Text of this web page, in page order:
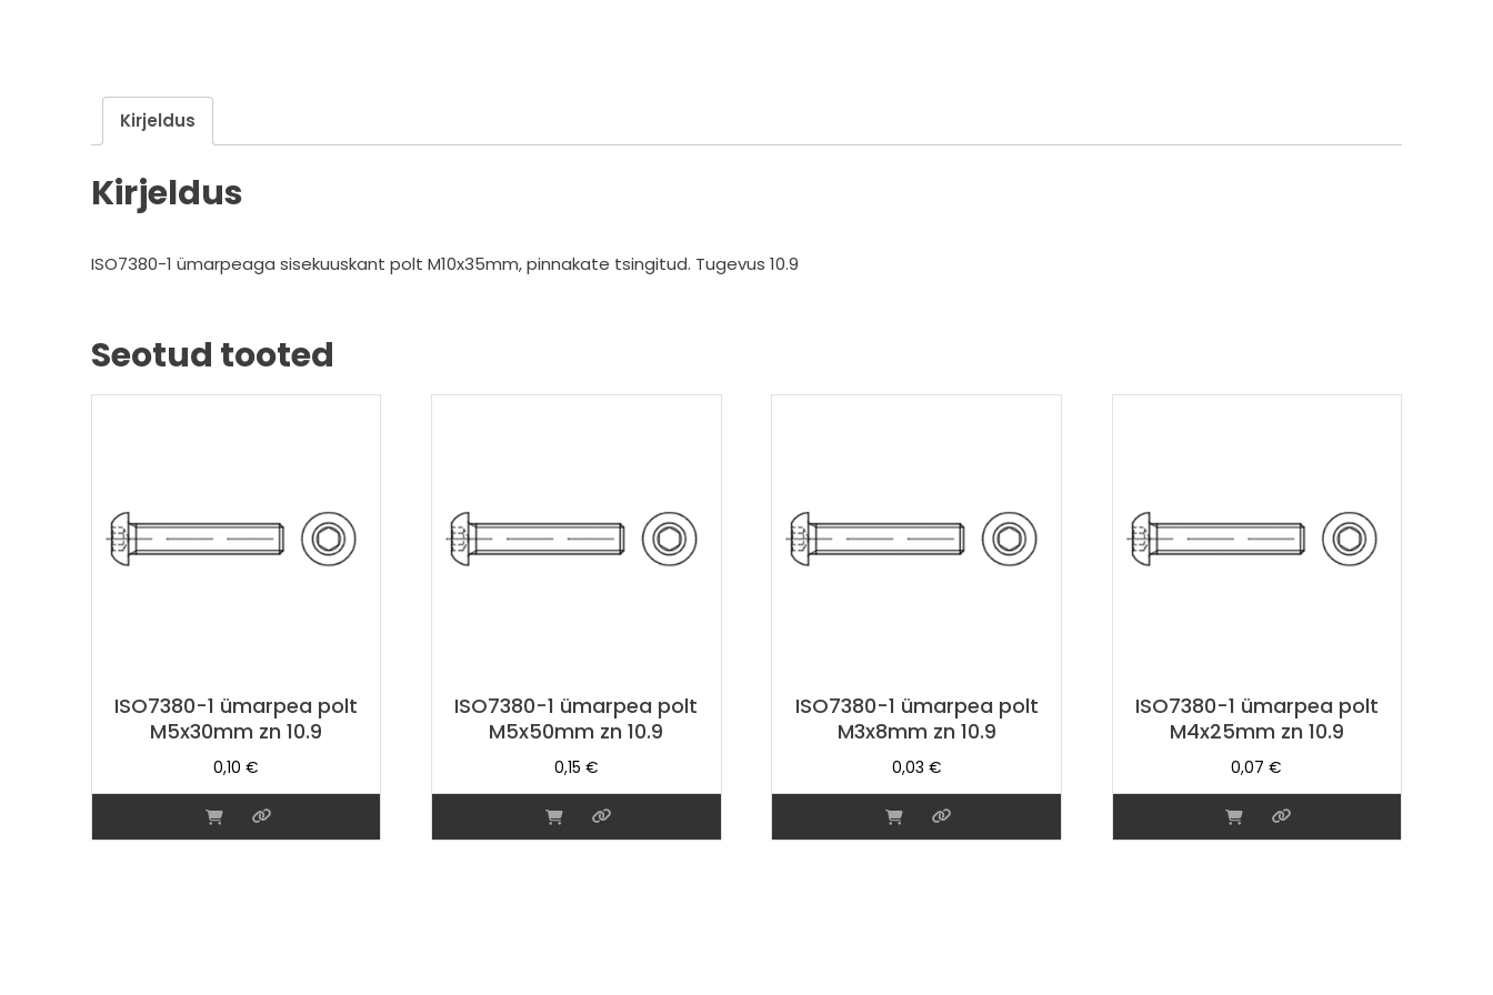
Kirjeldus
Kirjeldus
ISO7380-1 ümarpeaga sisekuuskant polt M10x35mm, pinnakate tsingitud. Tugevus 10.9
Seotud tooted
ISO7380-1 ümarpea polt
M5x30mm zn 10.9
0,10€
ISO7380-1 ümarpea polt
M5x50mm zn 10.9
0,15 €
ISO7380-1 ümarpea polt
M3x8mm zn 10.9
0,03 €
ISO7380-1 ümarpea polt
M4x25mm zn 10.9
0,07€